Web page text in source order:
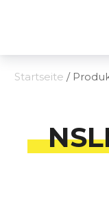
Startseite /